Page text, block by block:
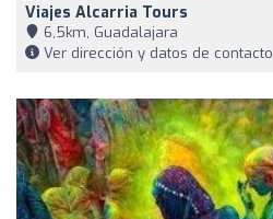
Viajes Alcarria Tours
6,5km, Guadalajara
Ver dirección y datos de contacto